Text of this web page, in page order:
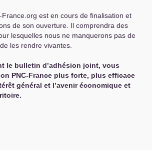
est en cours de finalisation et
de son ouverture. Il comprendra des
lesquelles nous ne manquerons pas de
les rendre vivantes.
le bulletin d’adhésion joint, vous
PNC-France plus forte, plus efficace
général et l’avenir économique et